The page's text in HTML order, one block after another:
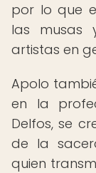
por lo que
las musas
artistas en
Apolo
en la
Delfos, se
de la
quien